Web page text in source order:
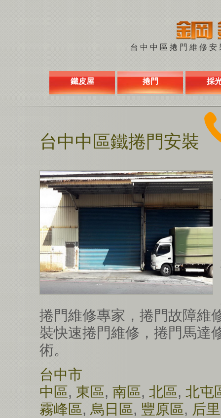
台中中區捲門維修
鐵皮屋 捲門 採
台中中區鐵捲門安裝
捲門維修專家，捲門故障維
裝快速捲門維修，捲門馬達
術。
台中市
中區, 東區, 南區, 北區, 北屯
霧峰區, 烏日區, 豐原區, 后